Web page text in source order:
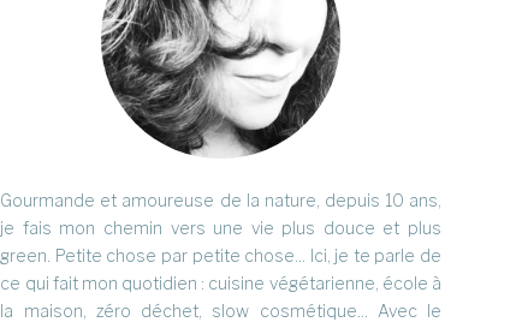
Gourmande et amoureuse de la nature, depuis 10 ans,
je fais mon chemin vers une vie plus douce et plus
green. Petite chose par petite chose... Ici, je te parle de
ce qui fait mon quotidien : cuisine végétarienne, école à
la maison, zéro déchet, slow cosmétique... Avec le